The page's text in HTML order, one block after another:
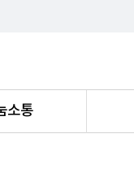
소통